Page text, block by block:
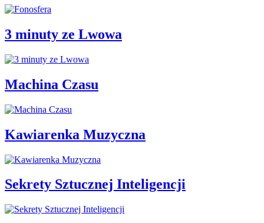
3 minuty ze Lwowa
Machina Czasu
Kawiarenka Muzyczna
Sekrety Sztucznej Inteligencji